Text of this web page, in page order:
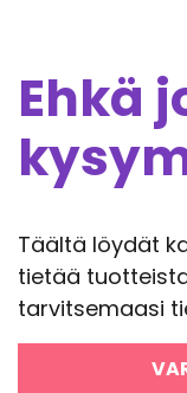
Ehkä
Täältä löydät
tietää
tarvitsemaasi